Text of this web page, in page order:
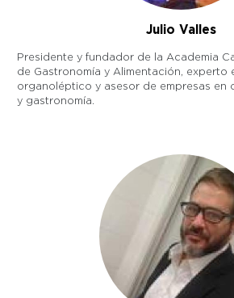
Julio Valles
Presidente y fundador de la Academia
de Gastronomía y Alimentación, experto
organoléptico y asesor de empresas en
y gastronomía.